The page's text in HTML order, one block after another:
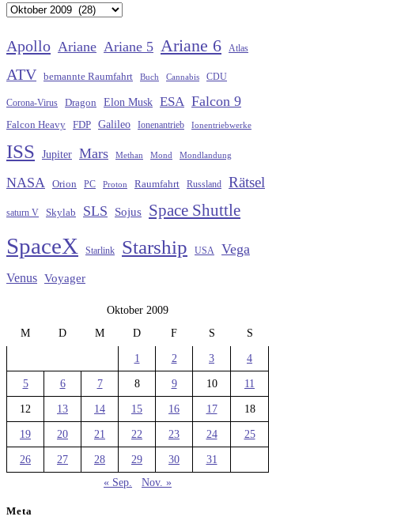
Archiv
Apollo Ariane Ariane 5 Ariane 6 Atlas
ATV bemannte Raumfahrt Buch Cannabis CDU
Corona-Virus Dragon Elon Musk ESA Falcon 9
Falcon Heavy FDP Galileo Ionenantrieb Ionentriebwerke
ISS Jupiter Mars Methan Mond Mondlandung
NASA Orion PC Proton Raumfahrt Russland Rätsel
saturn V Skylab SLS Sojus Space Shuttle
SpaceX Starlink Starship USA Vega
Venus Voyager
Oktober 2009
M
D M D F S S
1 2 3 4
5 6 7 8 9 10 11
12 13 14 15 16 17 18
19 20 21 22 23 24 25
26 27 28 29 30
31
« Sep.
Nov. »
Meta